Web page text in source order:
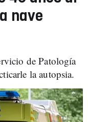
nave
de Patología
la autopsia.